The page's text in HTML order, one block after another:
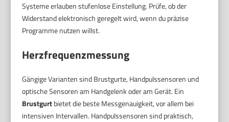
Systeme erlauben stufenlose Einstellung. Prüfe, ob der
Widerstand elektronisch geregelt wird, wenn du präzise
Programme nutzen willst.
Herzfrequenzmessung
Gängige Varianten sind Brustgurte, Handpulssensoren und
optische Sensoren am Handgelenk oder am Gerät. Ein
Brustgurtbietet die beste Messgenauigkeit, vor allem bei
intensiven Intervallen. Handpulssensoren sind praktisch,